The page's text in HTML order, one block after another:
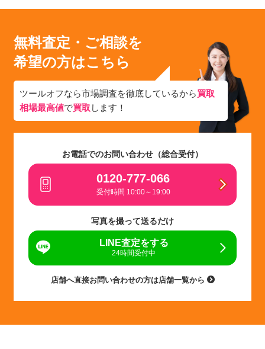
無料査定・ご相談を
希望の方はこちら
ツールオフなら市場調査を徹底しているから買取
相場最高値で買取 します！
お電話でのお問い合わせ（総合受付）
0120-777-066
受付時間 10:00～19:00
写真を撮って送るだけ
LINE査定をする
24時間受付中
店舗へ直接お問い合わせの方は店舗一覧から